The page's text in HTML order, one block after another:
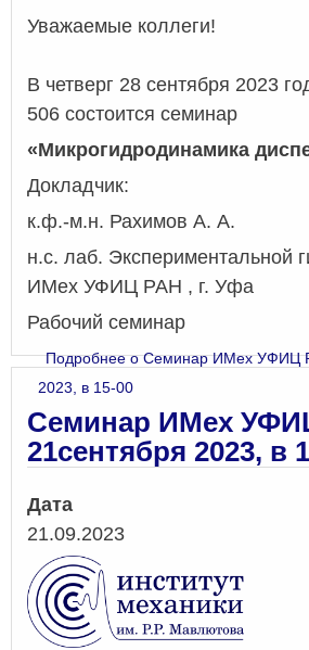
Уважаемые коллеги!
В четверг 28 сентября 2023
506 состоится семинар
«Микрогидродинамика
Докладчик:
к.ф.-м.н. Рахимов А. А.
н.с. лаб. Экспериментальной
ИМех УФИЦ РАН , г. Уфа
Рабочий семинар
Подробнеео Семинар ИМех УФИЦ
2023, в 15-00
Семинар ИМех
21сентября 2023, в
Дата
21.09.2023